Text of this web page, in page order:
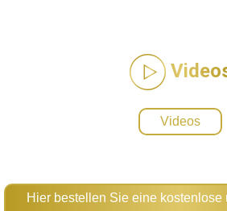
Videos
Hier bestellen Sie eine